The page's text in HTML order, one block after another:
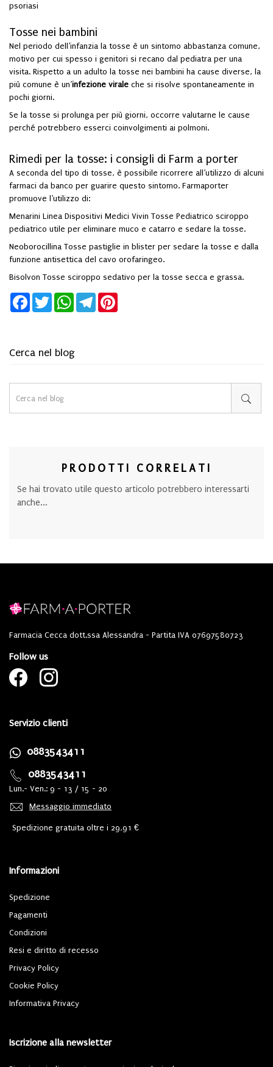
Cerca nel blog
psoriasi
Tosse nei bambini
Nel periodo dell’infanzia la tosse è un sintomo abbastanza comune,
motivo per cui spesso i genitori si recano dal pediatra per una
visita. Rispetto a un adulto la tosse nei bambini ha cause diverse, la
più comune è un’infezione virale che si risolve spontaneamente in
pochi giorni.
Se la tosse si prolunga per più giorni, occorre valutarne le cause
perché potrebbero esserci coinvolgimenti ai polmoni.
Rimedi per la tosse: i consigli di Farm a porter
A seconda del tipo di tosse, è possibile ricorrere all’utilizzo di alcuni
farmaci da banco per guarire questo sintomo. Farmaporter
promuove l’utilizzo di:
Menarini Linea Dispositivi Medici Vivin Tosse Pediatrico sciroppo
pediatrico utile per eliminare muco e catarro e sedare la tosse.
Neoborocillina Tosse pastiglie in blister per sedare la tosse e dalla
funzione antisettica del cavo orofaringeo.
Bisolvon Tosse sciroppo sedativo per la tosse secca e grassa.
FacebookTwitterWhatsAppTelegram
PRODOTTI CORRELATI
Se hai trovato utile questo articolo potrebbero interessarti
anche...
Farmacia Cecca dott.ssa Alessandra - Partita IVA 07697580723
Follow us
Servizio clienti
0883543411
0883543411
Lun.- Ven.: 9 - 13 / 15 - 20
Messaggio immediato
Spedizione gratuita oltre i 29,91 €
Informazioni
Spedizione
Pagamenti
Condizioni
Resi e diritto di recesso
Privacy Policy
Cookie Policy
Informativa Privacy
Iscrizione alla newsletter